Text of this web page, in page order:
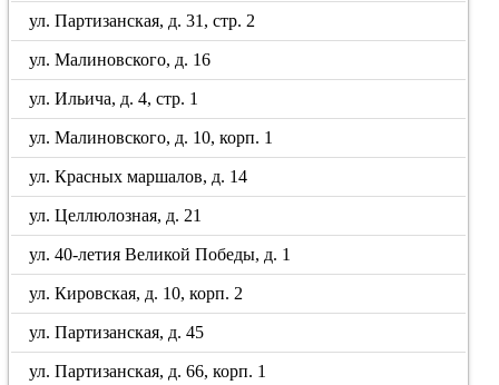
ул. Партизанская, д. 31, стр. 2
ул. Малиновского, д. 16
ул. Ильича, д. 4, стр. 1
ул. Малиновского, д. 10, корп. 1
ул. Красных маршалов, д. 14
ул. Целлюлозная, д. 21
ул. 40-летия Великой Победы, д. 1
ул. Кировская, д. 10, корп. 2
ул. Партизанская, д. 45
ул. Партизанская, д. 66, корп. 1